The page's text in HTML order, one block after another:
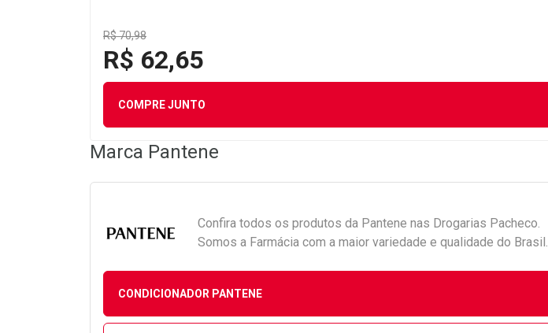
R$ 70,98
R$ 62,65
COMPRE JUNTO
Marca Pantene
Confira todos os produtos da Pantene nas Drogarias Pacheco.
Somos a Farmácia com a maior variedade e qualidade do Brasil.
CONDICIONADOR PANTENE